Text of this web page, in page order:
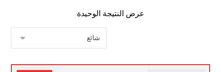
عرض النتيجة الوحيدة